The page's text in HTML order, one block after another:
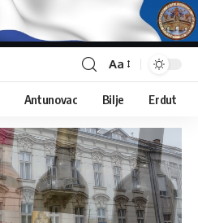
Aa
Antunovac Bilje Erdut